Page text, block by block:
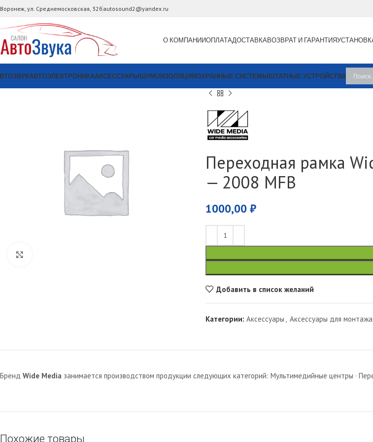
Воронеж, ул. Среднемосковская, 32б autosound2@yandex.ru
О КОМПАНИИОПЛАТАДОСТАВКАВОЗВРАТ И ГАРАНТИЯ
АВТОЭЛЕКТРОНИКААКСЕССУАРЫШУМОИЗОЛЯЦИЯОХРАННЫЕ СИСТЕМЫШТАТНЫЕ УСТРОЙСТВА
Переходная рамка
— 2008 MFB
1000,00₽
Добавить в список желаний
Категории: Аксессуары , Аксессуары для монтажа
Бренд Wide Media занимается производством продукции следующих категорий: Мультимедийные центры ·
Похожие товары